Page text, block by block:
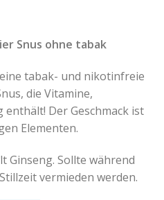
Snus ohne tabak
tabak- und nikotinfreie
die Vitamine,
Der Geschmack ist
Elementen.
Ginseng. Sollte während
vermieden werden.